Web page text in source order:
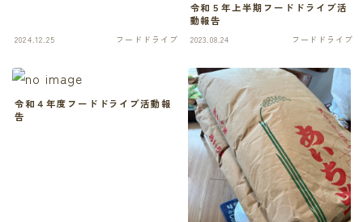
2024.12.25 フードドライブ
令和５年上半期フードドライブ活
動報告
2023.08.24 フードドライブ
令和４年度フードドライブ活動報
告